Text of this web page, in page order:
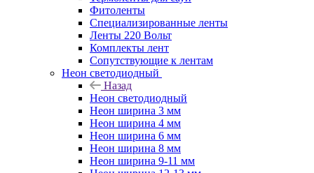
Фитоленты
Специализированные ленты
Ленты 220 Вольт
Комплекты лент
Сопутствующие к лентам
Неон светодиодный
Назад
Неон светодиодный
Неон ширина 3 мм
Неон ширина 4 мм
Неон ширина 6 мм
Неон ширина 8 мм
Неон ширина 9-11 мм